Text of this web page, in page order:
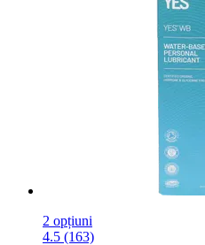
2 opțiuni
4.5 (163)